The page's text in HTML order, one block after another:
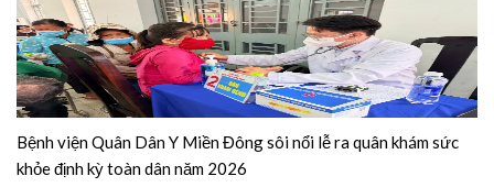
Bệnh viện Quân Dân Y Miền Đông sôi nổi lễ ra quân khám sức
khỏe định kỳ toàn dân năm 2026